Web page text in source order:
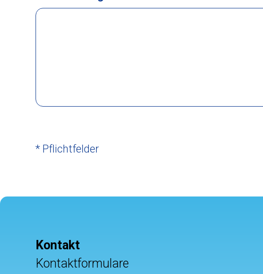
* Pflichtfelder
Kontakt
Kontaktformulare